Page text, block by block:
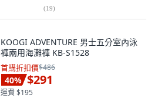
(19)
KOOGI ADVENTURE 男士五分室內泳
褲兩用海灘褲 KB-S1528
首購折扣價$486
40% $291
運費 $195